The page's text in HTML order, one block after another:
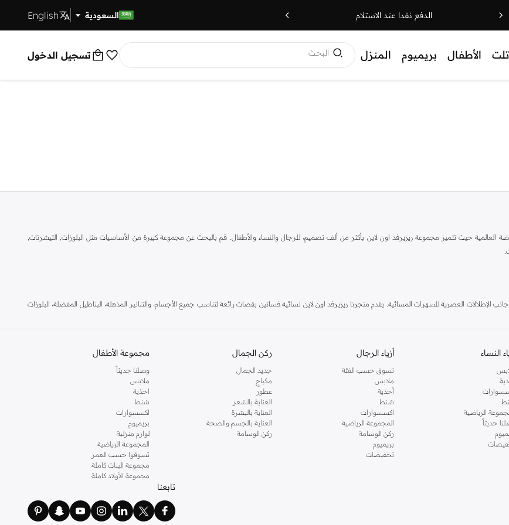
الدفع نقدا عند الاستلام توصيل سريع السعودية English
الأطفال بريميوم المنزل البحث تسجيل الدخول
مع الموضة العالمية حيث تتميز مجموعة ريزيرفد اون لاين بأكثر من ألف تصميم، للرجال والنساء والأطفال. قم بالبحث عن مجموعة كبيرة من الأساسيات مثل البلوزات, التيشرتات,
العصرية للسهرات المسائية. يقدم متجرنا ريزيرفد اون لاين نسائية فساتين بقصات رائعة لتناسب جميع الأجسام، والتنانير المذهلة، البناطيل المفصَلة، البلوزات
النساء
الرياضية
حديثاً
أزياء الرجال
تسوق حسب الفئة
ملابس
أحذية
شنط
اكسسوارات
المجموعة الرياضية
ركن الوسامة
بريميوم
تخفيضات
ركن الجمال
جديد الجمال
مكياج
عطور
العناية بالشعر
العناية بالبشرة
العناية بالجسم والصحة
ركن الوسامة
مجموعة الأطفال
وصلنا حديثاً
ملابس
احذية
شنط
اكسسوارات
بريميوم
لوازم منزلية
المجموعة الرياضية
تسوقوا حسب العمر
مجموعة البنات كاملة
مجموعة الأولاد كاملة
تابعنا